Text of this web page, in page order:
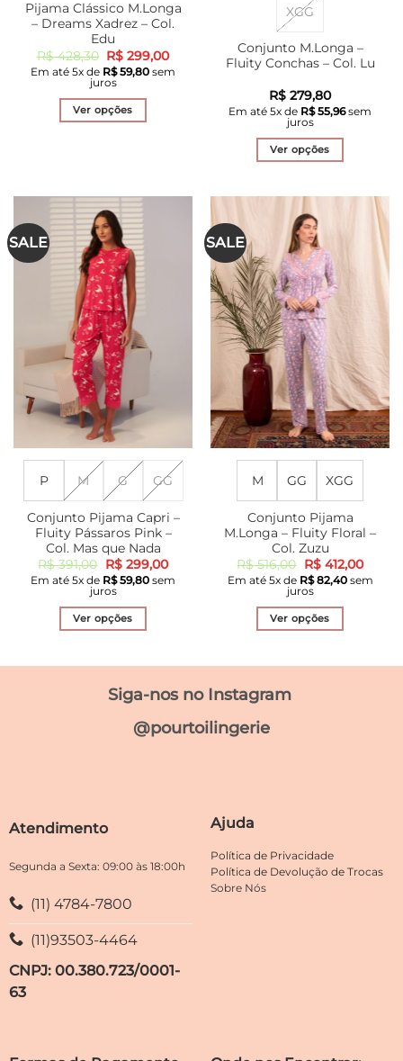
Pijama Clássico M.Longa
– Dreams Xadrez – Col.
Edu
R$428,30 O
preço
original
era:
R$ 428,30.
R$ 299,00O
preço
atual
Em até 5x de R$59,80 sem
juros
Ver opções
variantes.
As
opções
podem
ser
escolhidas
na
página
do
produto
XGG
Conjunto M.Longa –
Fluity Conchas – Col. Lu
R$ 279,80
Em até 5x de R$55,96sem
juros
Ver opções
várias
variantes.
As
opções
podem
ser
escolhidas
na
página
do
produto
SALE
P M G GG
Conjunto Pijama Capri –
Fluity Pássaros Pink –
Col. Mas que Nada
R$391,00 O
preço
original
era:
R$ 391,00.
R$299,00O
preço
atual
Em até 5x de R$59,80 sem
juros
Ver opções
várias
na
do
SALE
M GG XGG
Conjunto Pijama
M.Longa – Fluity Floral –
Col. Zuzu
R$516,00 O
preço
original
era:
R$ 516,00.
R$412,00O
preço
atual
Em até 5x de R$82,40sem
juros
Ver opções
do
Siga-nos no Instagram
@pourtoilingerie
Atendimento
Segunda a Sexta: 09:00 às 18:00h
(11) 4784-7800
(11)93503-4464
CNPJ: 00.380.723/0001-
63
Ajuda
Política de Privacidade
Política de Devolução de Trocas
Sobre Nós